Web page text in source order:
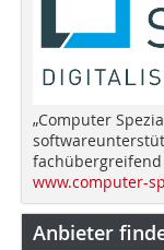
„Computer
fachübergreifend
www.computer-
Anbieter